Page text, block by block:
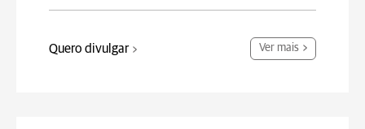
Quero divulgar Ver mais